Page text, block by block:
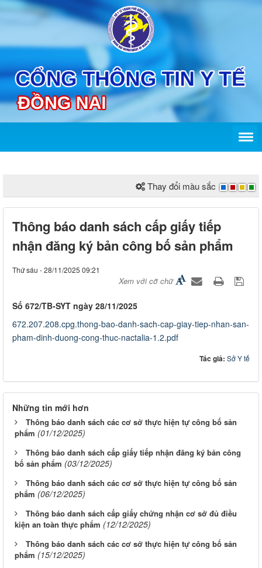
Thay đổi màu sắc
Thông báo danh sách cấp giấy tiếp
nhận đăng ký bản công bố sản phẩm
Thứ sáu - 28/11/2025 09:21
Xem với cỡ chữ
Số 672/TB-SYT ngày 28/11/2025
672.207.208.cpg.thong-bao-danh-sach-cap-giay-tiep-nhan-san-
pham-dinh-duong-cong-thuc-nactalia-1.2.pdf
Tác giả: Sở Y tế
Những tin mới hơn
Thông báo danh sách các cơ sở thực hiện tự công bố sản
phẩm (01/12/2025)
Thông báo danh sách cấp giấy tiếp nhận đăng ký bản công
bố sản phẩm (03/12/2025)
Thông báo danh sách các cơ sở thực hiện tự công bố sản
phẩm (06/12/2025)
Thông báo danh sách cấp giấy chứng nhận cơ sở đủ điều
kiện an toàn thực phẩm (12/12/2025)
Thông báo danh sách các cơ sở thực hiện tự công bố sản
phẩm (15/12/2025)